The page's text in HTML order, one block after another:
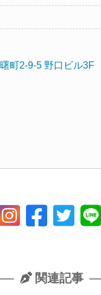
町2-9-5 野口ビル3F
関連記事